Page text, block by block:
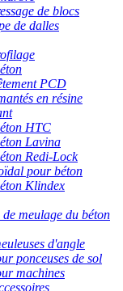
de blocs
de dalles
PCD
en résine
HTC
Lavina
Redi-Lock
pour béton
Klindex
meulage du béton
d'angle
ponceuses de sol
machines